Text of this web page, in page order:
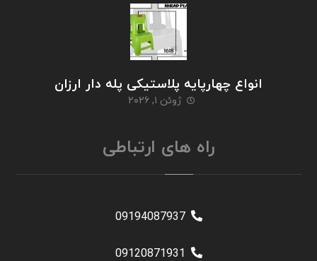
انواع چهارپایه پلاستیکی پله دار ارزان
ژوئن ۱, ۲۰۲۶
راه های ارتباطی
09194087937
09120871931